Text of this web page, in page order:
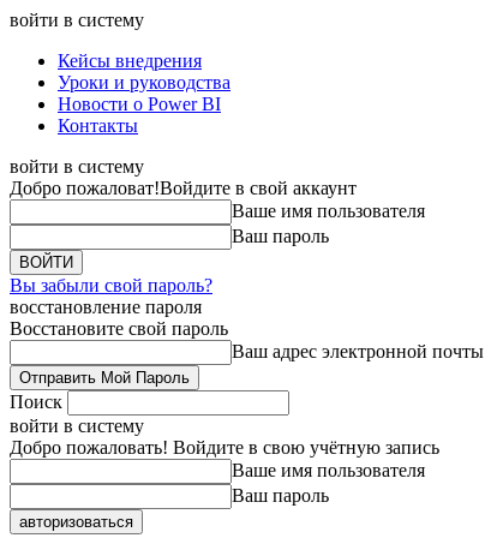
войти в систему
Кейсы внедрения
Уроки и руководства
Новости о Power BI
Контакты
войти в систему
Добро пожаловат!Войдите в свой аккаунт
Ваше имя пользователя
Ваш пароль
Вы забыли свой пароль?
восстановление пароля
Восстановите свой пароль
Ваш адрес электронной почты
Поиск
войти в систему
Добро пожаловать! Войдите в свою учётную запись
Ваше имя пользователя
Ваш пароль